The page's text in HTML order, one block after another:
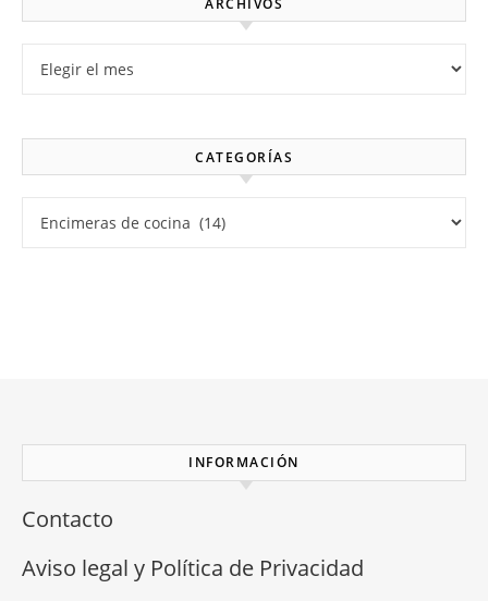
ARCHIVOS
CATEGORÍAS
INFORMACIÓN
Contacto
Aviso legal y Política de Privacidad